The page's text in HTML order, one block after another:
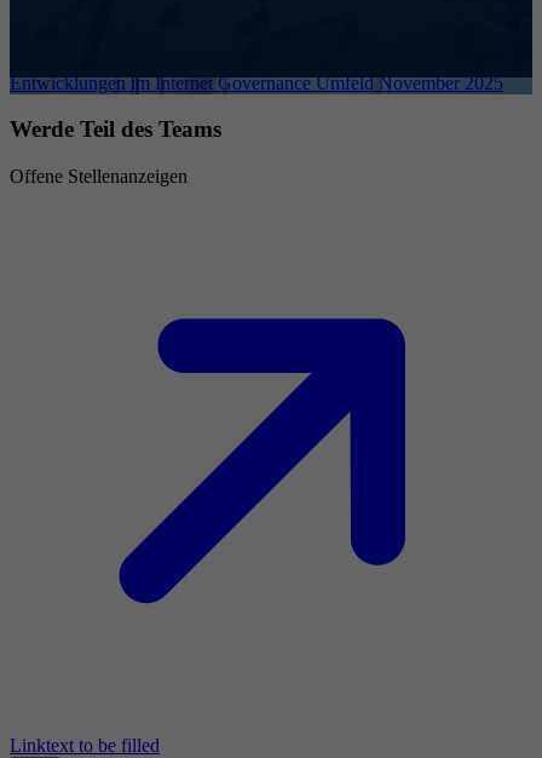
Entwicklungen im Internet Governance Umfeld November 2025
Werde Teil des Teams
Offene Stellenanzeigen
Linktext to be filled